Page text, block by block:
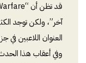
آخر”، ولكن توجد
العنوان اللاعبين
وفي أعقاب هذا